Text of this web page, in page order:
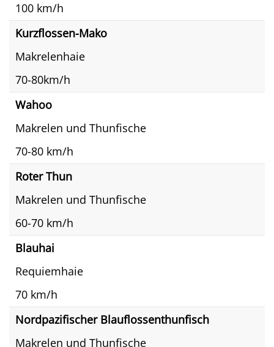
100 km/h
Kurzflossen-Mako
Makrelenhaie
70-80km/h
Wahoo
Makrelen und Thunfische
70-80 km/h
Roter Thun
Makrelen und Thunfische
60-70 km/h
Blauhai
Requiemhaie
70 km/h
Nordpazifischer Blauflossenthunfisch
Makrelen und Thunfische